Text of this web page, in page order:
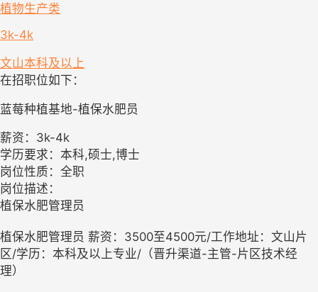
植物生产类
3k-4k
文山本科及以上
在招职位如下：
蓝莓种植基地-植保水肥员
薪资：3k-4k
学历要求：本科,硕士,博士
岗位性质：全职
岗位描述：
植保水肥管理员
植保水肥管理员 薪资：3500至4500元/工作地址：文山片
区/学历：本科及以上专业/（晋升渠道-主管-片区技术经
理）